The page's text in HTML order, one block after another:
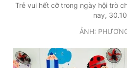
Trẻ vui hết cỡ trong ngày hội trò
nay, 30.10
ẢNH: